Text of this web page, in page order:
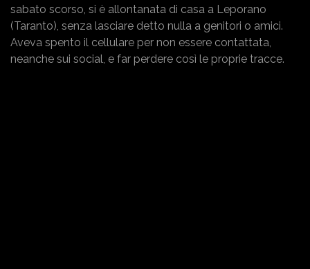
sabato scorso, si è allontanata di casa a Leporano
(Taranto), senza lasciare detto nulla a genitori o amici.
Aveva spento il cellulare per non essere contattata,
neanche sui social, e far perdere così le proprie tracce.